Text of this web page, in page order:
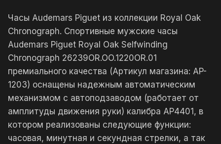
Часы Audemars Piguet из коллекции Royal Oak
Chronograph. Спортивные мужские часы
Audemars Piguet Royal Oak Selfwinding
Chronograph 26239OR.OO.1220OR.01
премиального качества (Артикул магазина: AP-
1203) оснащены надежным автоматическим
механизмом с автоподзаводом (работает от
амплитуды движения руки) калибра AP4401, в
котором реализованы следующие функции:
часовая, минутная и секундная стрелки, а так